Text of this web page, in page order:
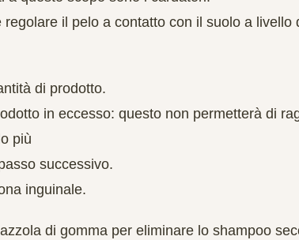
il pelo a contatto con il suolo a livello
di prodotto.
in eccesso: questo non permetterà di
più
successivo.
inguinale.
di gomma per eliminare lo shampoo